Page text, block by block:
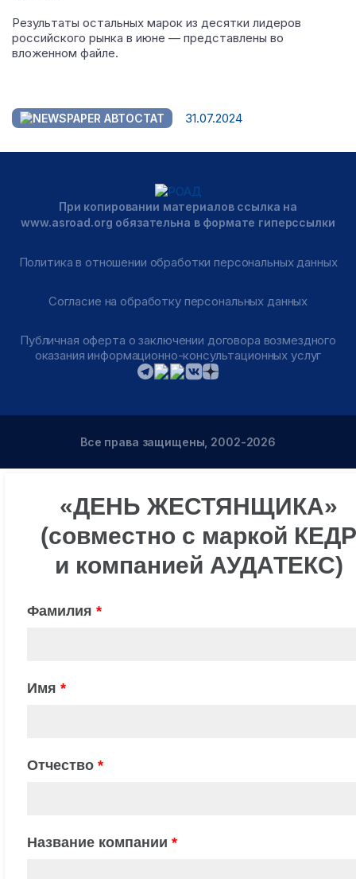
Результаты остальных марок из десятки лидеров
российского рынка в июне — представлены во
вложенном файле.
АВТОСТАТ 31.07.2024
При копировании материалов ссылка на
www.asroad.org обязательна в формате гиперссылки
Политика в отношении обработки персональных данных
Согласие на обработку персональных данных
Публичная оферта о заключении договора возмездного
оказания информационно-консультационных услуг
Все права защищены, 2002-2026